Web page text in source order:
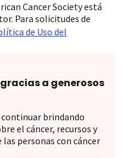
Cancer Society está
Para solicitudes de
de Uso del
a generosos
continuar brindando
el cáncer, recursos y
las personas con cáncer